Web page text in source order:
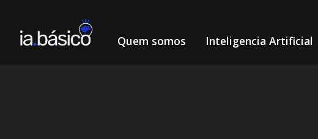
Quem somos Inteligencia Artificial